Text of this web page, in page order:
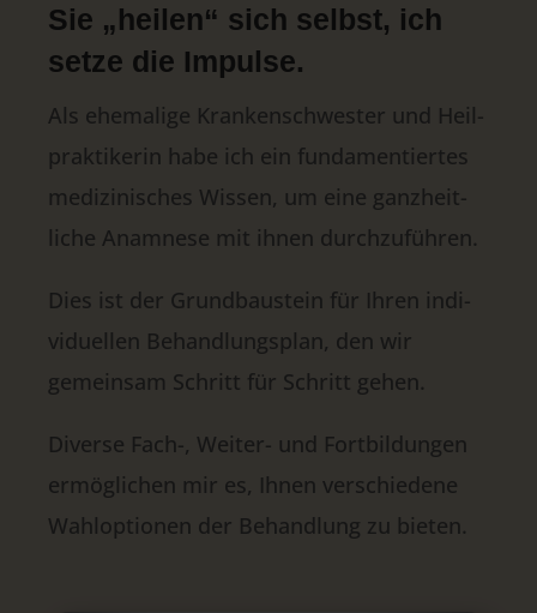
Sie „heilen“ sich selbst, ich
setze die Impulse.
Als ehemalige Kranken­schwester und Heil­
praktikerin habe ich ein funda­men­tiertes
medizi­nisches Wissen, um eine ganz­heit­
liche Anamnese mit ihnen durch­zu­führen.
Dies ist der Grund­bau­stein für Ihren indi­
vidu­ellen Behand­lungs­plan, den wir
gemein­sam Schritt für Schritt gehen.
Diverse Fach-, Weiter- und Fort­bil­dungen
ermög­lichen mir es, Ihnen verschie­dene
Wahl­optionen der Behand­lung zu bieten.